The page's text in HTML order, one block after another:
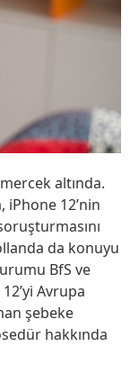
altında.
iPhone 12’nin
da konuyu
BfS ve
Avrupa
şebeke
hakkında